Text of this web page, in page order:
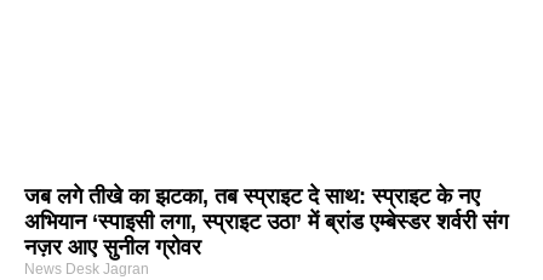
जब लगे तीखे का झटका, तब स्प्राइट दे साथ: स्प्राइट के नए
अभियान ‘स्पाइसी लगा, स्प्राइट उठा’ में ब्रांड एम्बेस्डर शर्वरी संग
नज़र आए सुनील ग्रोवर
News Desk Jagran